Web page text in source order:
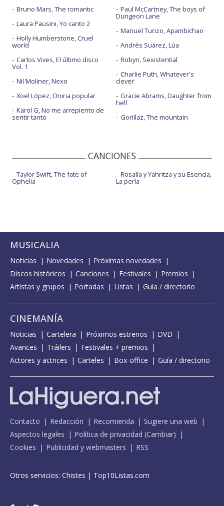
Bruno Mars, The romantic
Laura Pausini, Yo canto 2
Holly Humberstone, Cruel
world
Carlos Vives, El último disco
Vol. 1
Nil Moliner, Nexo
Xoel López, Oniria popular
Karol G, No me arrepiento de
sentir tanto
Paul McCartney, The boys of
Dungeon Lane
Manuel Turizo, Apambichao
Andrés Suárez, Lúa
Robyn, Sexistential
Charlie Puth, Whatever's
clever
Gracie Abrams, Daughter from
hell
Gorillaz, The mountain
CANCIONES
Taylor Swift, The fate of
Ophelia
Rosalía y Yahritza y su Esencia,
La perla
MUSICALIA
Noticias Novedades
Próximas novedades
Discos históricos
Canciones Festivales
Premios
Artistas y grupos
Portadas Listas Guía / directorio
CINEMANÍA
Noticias Cartelera Próximos estrenos
DVD
Avances
Tráilers
Festivales + premios
Actores y actrices
Carteles Box-office Guía / directorio
Contacto Redacción Recomienda
Sugiere una web
Aspectos legales
Política de privacidad (Cambiar)
Cookies
Publicidad y webmasters RSS
Otros servicios: Chistes | Top10Listas.com